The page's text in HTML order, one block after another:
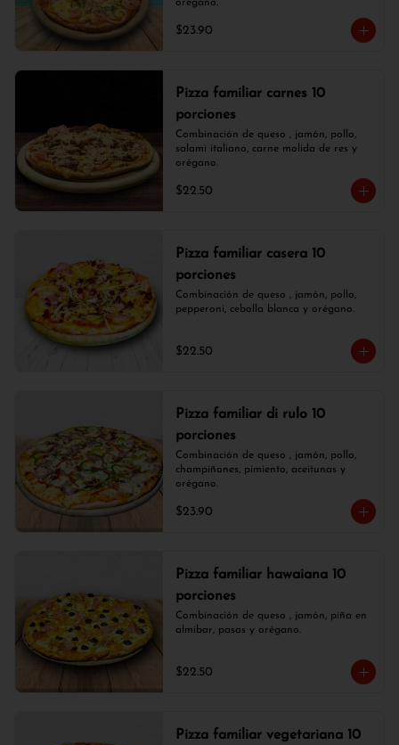
orégano.
$23.90
Pizza familiar carnes 10
porciones
Combinación de queso , jamón, pollo,
salami italiano, carne molida de res y
orégano.
$22.50
Pizza familiar casera 10
porciones
Combinación de queso , jamón, pollo,
pepperoni, cebolla blanca y orégano.
$22.50
Pizza familiar di rulo 10
porciones
Combinación de queso , jamón, pollo,
champiñones, pimiento, aceitunas y
orégano.
$23.90
Pizza familiar hawaiana 10
porciones
Combinación de queso , jamón, piña en
almíbar, pasas y orégano.
$22.50
Pizza familiar vegetariana 10